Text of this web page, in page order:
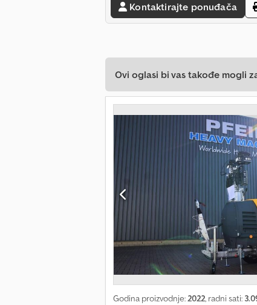
Kontaktirajte ponuđača
Ovi oglasi bi vas takođe mogli
Godina proizvodnje:2022, radni sati: